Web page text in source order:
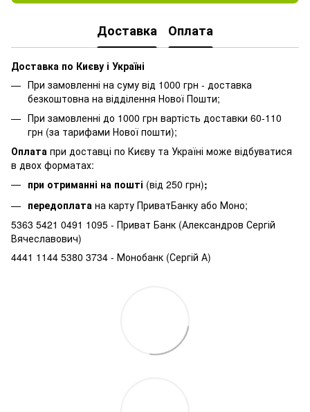
Доставка Оплата
Доставка по Києву і Україні
При замовленні на суму від 1000 грн - доставка
безкоштовна на відділення Нової Пошти;
При замовленні до 1000 грн вартість доставки 60-110
грн (за тарифами Нової пошти);
Оплата при доставці по Києву та Україні може відбуватися
в двох форматах:
при отриманні на пошті (від 250 грн);
передоплата на карту ПриватБанку або Моно;
5363 5421 0491 1095 - Приват Банк (Александров Сергій
Вячеславович)
4441 1144 5380 3734 - Монобанк (Сергій А)